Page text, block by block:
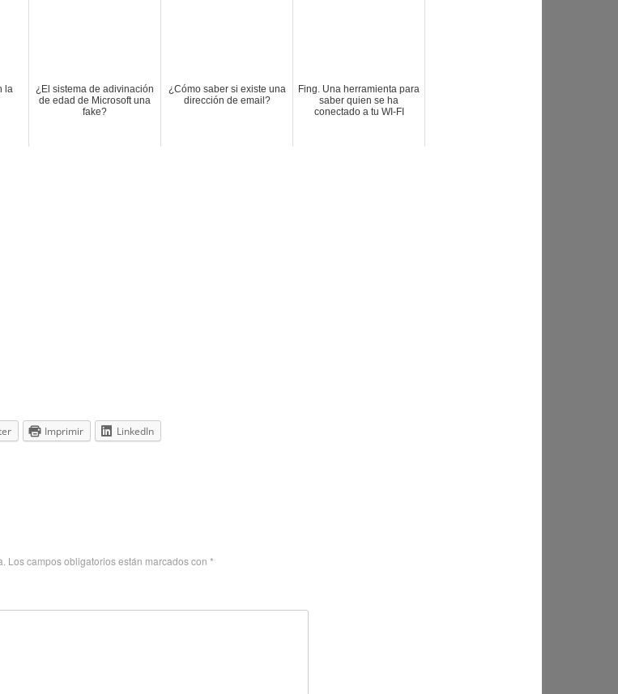
la
¿El sistema de adivinación
de edad de Microsoft una
fake?
¿Cómo saber si existe una
dirección de email?
Fing. Una herramienta para
saber quien se ha
conectado a tu WI-FI
Imprimir LinkedIn
Los campos obligatorios están marcados con *